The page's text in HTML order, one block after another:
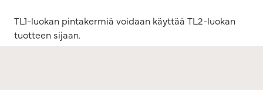
TL1-luokan pintakermiä voidaan käyttää TL2-luokan
tuotteen sijaan.